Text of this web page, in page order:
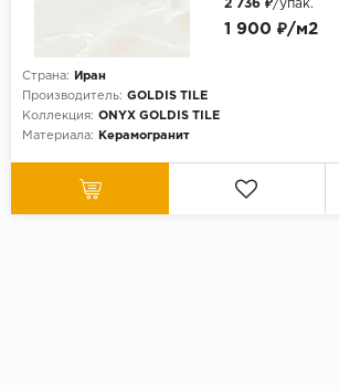
Страна:
Иран
Производитель: GOLDIS TILE
Коллекция: ONYX GOLDIS TILE
Материала:
Керамогранит
1 900 ₽/м2
2 736 ₽/упак.